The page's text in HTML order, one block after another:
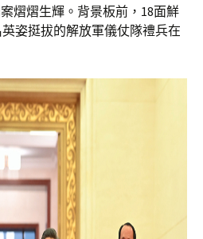
熠熠生輝。背景板前，18面鮮
姿挺拔的解放軍儀仗隊禮兵在